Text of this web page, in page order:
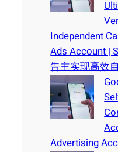
Independent
Ads Account |
告主实现高效
Advertising